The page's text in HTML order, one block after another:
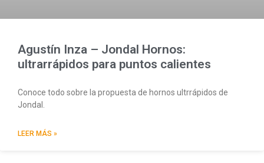
Agustín Inza – Jondal Hornos:
ultrarrápidos para puntos calientes
Conoce todo sobre la propuesta de hornos ultrrápidos de
Jondal.
LEER MÁS »